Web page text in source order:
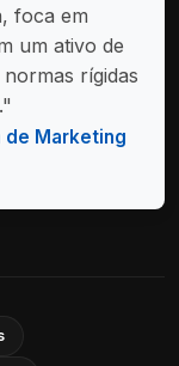
foca em
um ativo de
rígidas
de Marketing